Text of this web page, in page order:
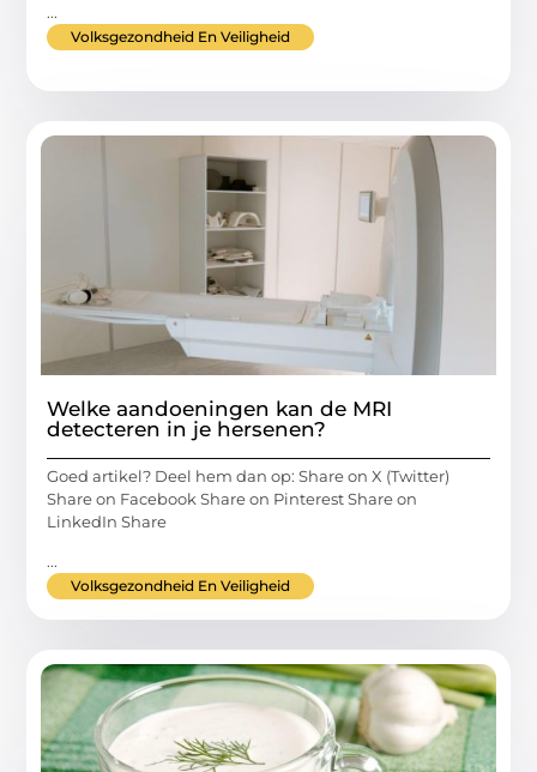
...
Volksgezondheid En Veiligheid
Welke aandoeningen kan de MRI
detecteren in je hersenen?
Goed artikel? Deel hem dan op: Share on X (Twitter)
Share on Facebook Share on Pinterest Share on
LinkedIn Share
...
Volksgezondheid En Veiligheid